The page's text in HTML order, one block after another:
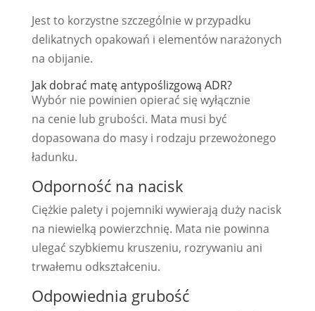
Jest to korzystne szczególnie w przypadku
delikatnych opakowań i elementów narażonych
na obijanie.
Jak dobrać matę antypoślizgową ADR?
Wybór nie powinien opierać się wyłącznie
na cenie lub grubości. Mata musi być
dopasowana do masy i rodzaju przewożonego
ładunku.
Odporność na nacisk
Ciężkie palety i pojemniki wywierają duży nacisk
na niewielką powierzchnię. Mata nie powinna
ulegać szybkiemu kruszeniu, rozrywaniu ani
trwałemu odkształceniu.
Odpowiednia grubość